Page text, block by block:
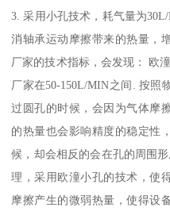
3. 采用小孔技术，耗气量为
消轴承运动摩擦带来的热量，
厂家的技术指标，会发现： 欧
厂家在50-150L/MIN之间. 按照
过圆孔的时候，会因为气体摩
的热量也会影响精度的稳定性
候，却会相反的会在孔的周围
理，采用欧潼小孔的技术，使
摩擦产生的微弱热量，使得设